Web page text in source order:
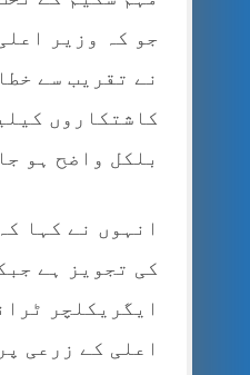
جو کہ وزیر
نے تقریب سے
کاشتکاروں
بلکل واضح ہو
انہوں نے کہا
کی تجویز ہے
ایگریکلچر
اعلی کے زرعی